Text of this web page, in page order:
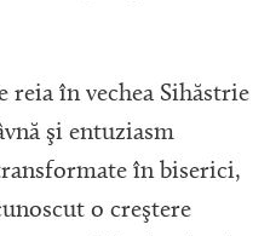
reia în vechea Sihăstrie
şi entuziasm
în biserici,
o creştere